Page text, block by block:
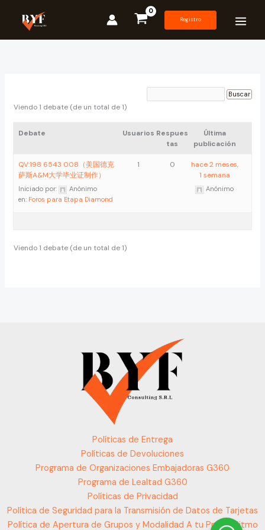
contenido
Registro
Viendo 1 debate (de un total de 1)
Debate Usuarios Respues
tas
Última
publicación
QV:198 6543 008（美国德克
萨斯A&M大学毕业证制作）
Iniciado por:
Anónimo
en: Foros para Etapa Diamond
1 0
hace 2 meses,
1 semana
Anónimo
Viendo 1 debate (de un total de 1)
Políticas de Entrega
Políticas de Devoluciones
Programa de Organizaciones Embajadoras G360
Programa de Lealtad G360
Políticas de Privacidad
Política de Seguridad para la Transmisión de Datos de Tarjetas
Política de Apertura de Grupos y Modalidad A tu Propio Ritmo